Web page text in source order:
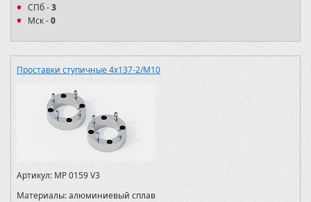
СПб -3
Мск -0
Проставки ступичные 4х137-2/M10
Артикул: MP 0159 V3
Материалы:алюминиевый сплав